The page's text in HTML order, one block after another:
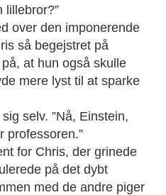
lillebror?”
over den imponerende
så begejstret på
at hun også skulle
mere lyst til at sparke
selv. ”Nå, Einstein,
professoren.”
for Chris, der grinede
på det dybt
med de andre piger